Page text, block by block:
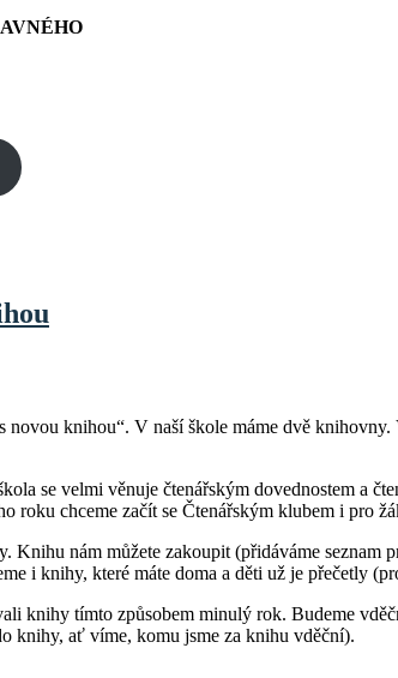
knihou“. V naší škole máme dvě
se velmi věnuje čtenářským dovednostem a
roku chceme začít se Čtenářským klubem i pro
nám můžete zakoupit (přidáváme
i knihy, které máte doma a děti už je přečetly
knihy tímto způsobem minulý rok. Budeme
knihy, ať víme, komu jsme za knihu vděční).